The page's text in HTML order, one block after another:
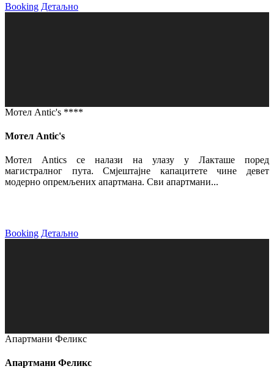
Booking Детаљно
Мотел Antic's ****
Мотел Antic's
Мотел Antics се налази на улазу у Лакташе поред
магистралног пута. Смјештајне капацитете чине девет
модерно опремљених апартмана. Сви апартмани...
Booking Детаљно
Апартмани Феликс
Апартмани Феликс